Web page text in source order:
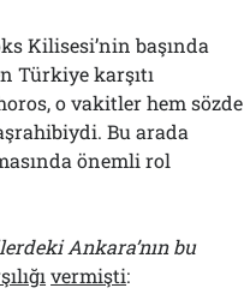
Kilisesi’nin başında
Türkiye karşıtı
o vakitler hem sözde
Bu arada
önemli rol
Ankara’nın bu
vermişti: